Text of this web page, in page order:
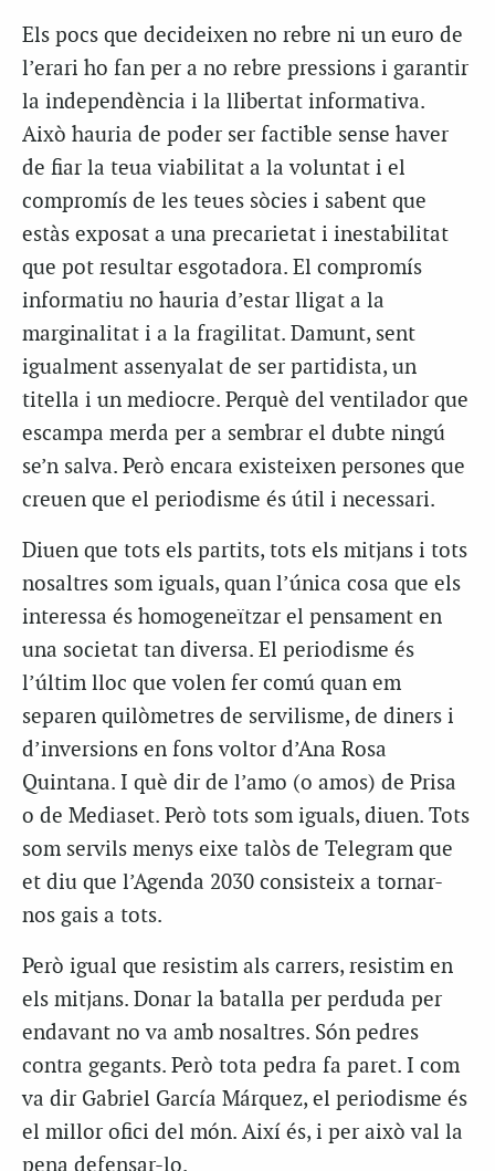
Els pocs que decideixen no rebre ni un euro de
l’erari ho fan per a no rebre pressions i garantir
la independència i la llibertat informativa.
Això hauria de poder ser factible sense haver
de fiar la teua viabilitat a la voluntat i el
compromís de les teues sòcies i sabent que
estàs exposat a una precarietat i inestabilitat
que pot resultar esgotadora. El compromís
informatiu no hauria d’estar lligat a la
marginalitat i a la fragilitat. Damunt, sent
igualment assenyalat de ser partidista, un
titella i un mediocre. Perquè del ventilador que
escampa merda per a sembrar el dubte ningú
se’n salva. Però encara existeixen persones que
creuen que el periodisme és útil i necessari.
Diuen que tots els partits, tots els mitjans i tots
nosaltres som iguals, quan l’única cosa que els
interessa és homogeneïtzar el pensament en
una societat tan diversa. El periodisme és
l’últim lloc que volen fer comú quan em
separen quilòmetres de servilisme, de diners i
d’inversions en fons voltor d’Ana Rosa
Quintana. I què dir de l’amo (o amos) de Prisa
o de Mediaset. Però tots som iguals, diuen. Tots
som servils menys eixe talòs de Telegram que
et diu que l’Agenda 2030 consisteix a tornar-
nos gais a tots.
Però igual que resistim als carrers, resistim en
els mitjans. Donar la batalla per perduda per
endavant no va amb nosaltres. Són pedres
contra gegants. Però tota pedra fa paret. I com
va dir Gabriel García Márquez, el periodisme és
el millor ofici del món. Així és, i per això val la